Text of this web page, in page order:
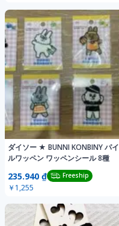
ダイソー ★ BUNNI KONBINY パイ
ルワッペン ワッペンシール 8種
235.940 ₫ Freeship
￥1,255